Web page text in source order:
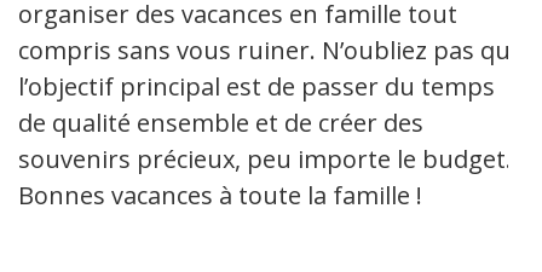
organiser des vacances en famille tout
compris sans vous ruiner. N’oubliez pas que
l’objectif principal est de passer du temps
de qualité ensemble et de créer des
souvenirs précieux, peu importe le budget.
Bonnes vacances à toute la famille !